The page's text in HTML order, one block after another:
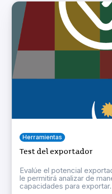
Herramientas
Test del exportador
Evalúe el potencial
le permitirá analizar de
capacidades para